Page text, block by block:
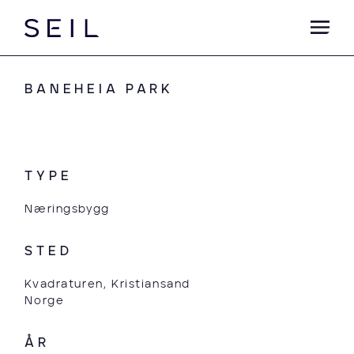
BANEHEIA PARK
TYPE
Næringsbygg
STED
Kvadraturen, Kristiansand
Norge
ÅR